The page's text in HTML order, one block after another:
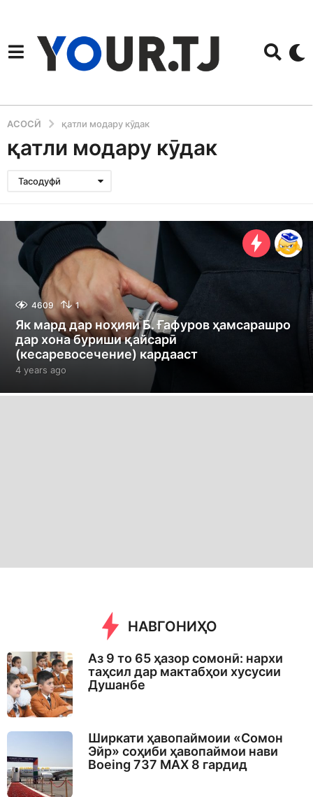
АСОСӢ қатли модару кӯдак
қатли модару кӯдак
Тасодуфӣ
4609 1
Як мард дар ноҳияи Б. Ғафуров ҳамсарашро
дар хона буриши қайсарӣ
(кесаревосечение) кардааст
4 years ago
e
НАВГОНИҲО
Аз 9 то 65 ҳазор сомонӣ: нархи
таҳсил дар мактабҳои хусусии
Душанбе
Ширкати ҳавопаймоии «Сомон
Эйр» соҳиби ҳавопаймои нави
Boeing 737 MAX 8 гардид